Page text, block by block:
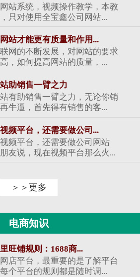
站系统，视频操作教学，本教
只对使用全宝鑫公司网站...
站才能更有质量和作用...
网的不断发展，对网站的要求
，如何提高网站的质量，...
助销售一臂之力
有助销售一臂之力，无论你销
牛逼，首先得有销售的客...
频平台，还需要做公司...
频平台，还需要做公司网站
友说，现在视频平台那么火...
＞＞更多
电商知识
旺铺规则：1688商...
店平台，最重要的是了解平台
个平台的规则都是随时调...